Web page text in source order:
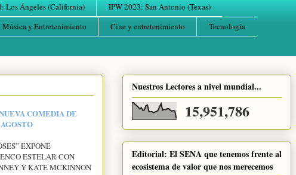
Los Ángeles (California)
IPW 2023: San Antonio (Texas)
Música y Entretenimiento Cine y entretenimiento
Tecnología
COMEDIA DE
EXPONE
ESTELAR CON
Y KATE MCKINNON
Nuestros Lectores a nivel mundial...
15,951,786
Editorial: El SENA que tenemos frente al
ecosistema de valor que nos merecemos